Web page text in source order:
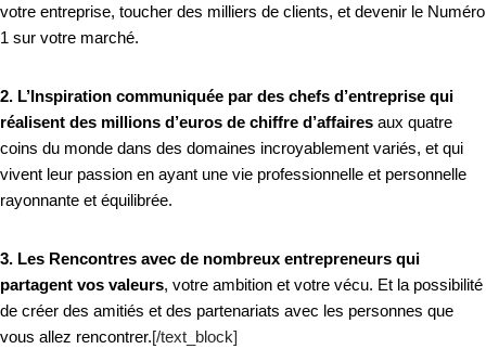
votre entreprise, toucher des milliers de clients, et devenir le Numéro
1 sur votre marché.
2. L’Inspiration communiquée par des chefs d’entreprise qui
réalisent des millions d’euros de chiffre d’affaires aux quatre
coins du monde dans des domaines incroyablement variés, et qui
vivent leur passion en ayant une vie professionnelle et personnelle
rayonnante et équilibrée.
3. Les Rencontres avec de nombreux entrepreneurs qui
partagent vos valeurs, votre ambition et votre vécu. Et la possibilité
de créer des amitiés et des partenariats avec les personnes que
vous allez rencontrer.[/text_block]